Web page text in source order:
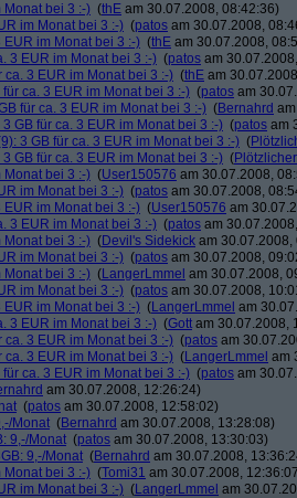
Monat bei 3 :-) (thE am 30.07.2008, 08:42:36)
im Monat bei 3 :-) (patos am 30.07.2008,
EUR im Monat bei 3 :-) (thE am 30.07.2008,
3 EUR im Monat bei 3 :-) (patos am
ca. 3 EUR im Monat bei 3 :-) (thE am
für ca. 3 EUR im Monat bei 3 :-) (patos am
für ca. 3 EUR im Monat bei 3 :-) (Bernahrd
3 GB für ca. 3 EUR im Monat bei 3 :-) (patos am
3 GB für ca. 3 EUR im Monat bei 3 :-) (
3 GB für ca. 3 EUR im Monat bei 3 :-) (
Monat bei 3 :-) (User150576 am 30.07.2008,
im Monat bei 3 :-) (patos am 30.07.2008,
EUR im Monat bei 3 :-) (User150576 am
3 EUR im Monat bei 3 :-) (patos am
Monat bei 3 :-) (Devil's Sidekick am 30.07.2008,
im Monat bei 3 :-) (patos am 30.07.2008,
Monat bei 3 :-) (LangerLmmel am 30.07.2008,
im Monat bei 3 :-) (patos am 30.07.2008,
EUR im Monat bei 3 :-) (LangerLmmel am
3 EUR im Monat bei 3 :-) (Gott am 30.07.2008,
ca. 3 EUR im Monat bei 3 :-) (patos am
ca. 3 EUR im Monat bei 3 :-) (LangerLmmel am
für ca. 3 EUR im Monat bei 3 :-) (patos am
am 30.07.2008, 12:26:24)
(patos am 30.07.2008, 12:58:02)
Monat (Bernahrd am 30.07.2008, 13:28:08)
9,-/Monat (patos am 30.07.2008, 13:30:03)
9,-/Monat (Bernahrd am 30.07.2008,
Monat bei 3 :-) (Tomi31 am 30.07.2008,
im Monat bei 3 :-) (LangerLmmel am